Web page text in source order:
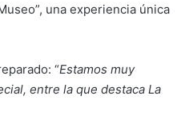
una experiencia única
“Estamos muy
entre la que destaca La